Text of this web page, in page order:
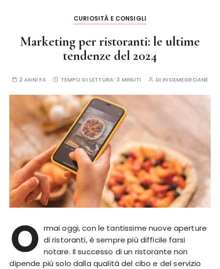
CURIOSITÀ E CONSIGLI
Marketing per ristoranti: le ultime
tendenze del 2024
2 ANNI FA TEMPO DI LETTURA: 3 MINUTI DIINSIEMEGROANE
O rmai oggi, con le tantissime nuove aperture
di ristoranti, è sempre più difficile farsi
notare. Il successo di un ristorante non
dipende più solo dalla qualità del cibo e del servizio